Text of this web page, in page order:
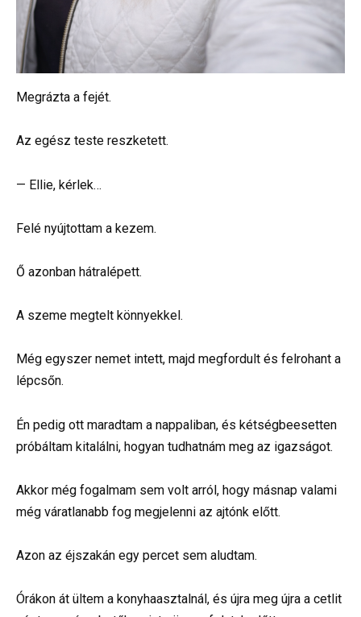
Megrázta a fejét.
Az egész teste reszketett.
— Ellie, kérlek…
Felé nyújtottam a kezem.
Ő azonban hátralépett.
A szeme megtelt könnyekkel.
Még egyszer nemet intett, majd megfordult és felrohant a
lépcsőn.
Én pedig ott maradtam a nappaliban, és kétségbeesetten
próbáltam kitalálni, hogyan tudhatnám meg az igazságot.
Akkor még fogalmam sem volt arról, hogy másnap valami
még váratlanabb fog megjelenni az ajtónk előtt.
Azon az éjszakán egy percet sem aludtam.
Órákon át ültem a konyhaasztalnál, és újra meg újra a cetlit